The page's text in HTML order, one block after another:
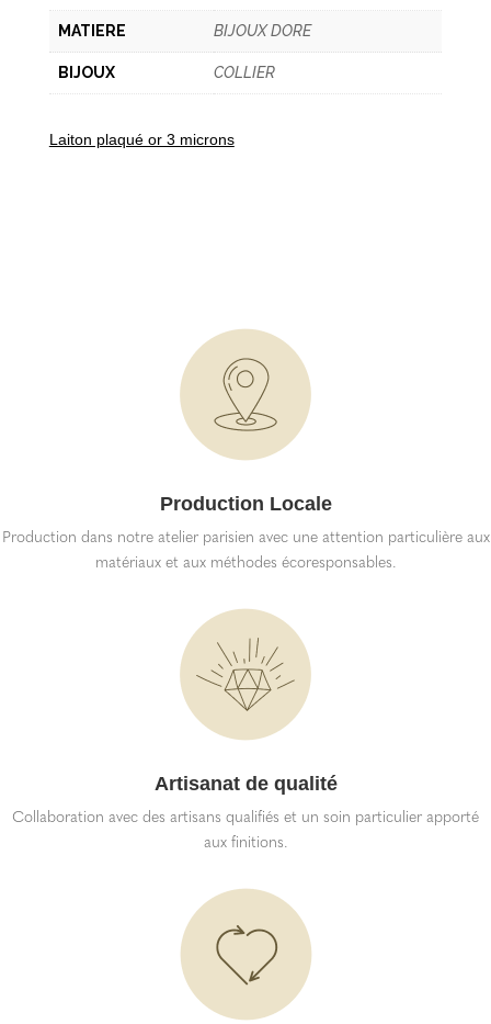
MATIERE BIJOUX DORE
BIJOUX COLLIER
Laiton plaqué or 3 microns
Production Locale
Production dans notre atelier parisien avec une attention particulière aux
matériaux et aux méthodes écoresponsables.
Artisanat de qualité
Collaboration avec des artisans qualifiés et un soin particulier apporté
aux finitions.